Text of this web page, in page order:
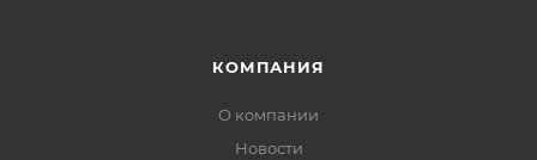
КОМПАНИЯ
О компании
Новости